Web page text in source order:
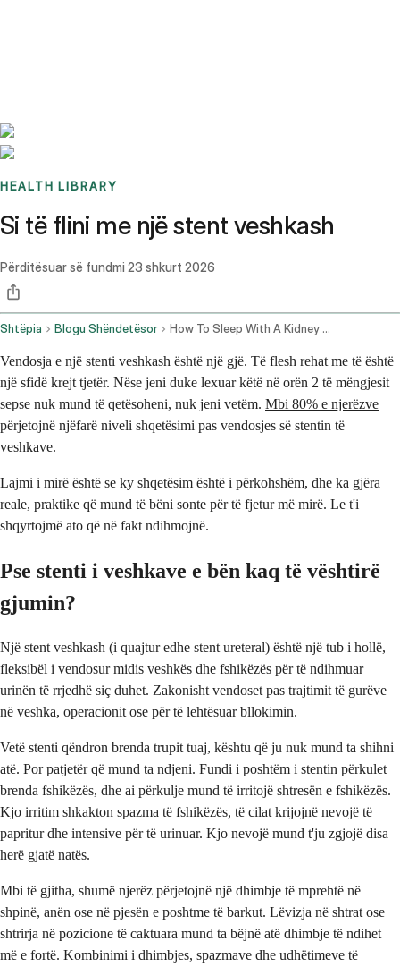
HEALTH LIBRARY
Si të flini me një stent veshkash
Përditësuar së fundmi 23 shkurt 2026
Shtëpia Blogu Shëndetësor How To Sleep With A Kidney Stent
Vendosja e një stenti veshkash është një gjë. Të flesh rehat me të është
një sfidë krejt tjetër. Nëse jeni duke lexuar këtë në orën 2 të mëngjesit
sepse nuk mund të qetësoheni, nuk jeni vetëm. Mbi 80% e njerëzve
përjetojnë njëfarë niveli shqetësimi pas vendosjes së stentin të
veshkave.
Lajmi i mirë është se ky shqetësim është i përkohshëm, dhe ka gjëra
reale, praktike që mund të bëni sonte për të fjetur më mirë. Le t'i
shqyrtojmë ato që në fakt ndihmojnë.
Pse stenti i veshkave e bën kaq të vështirë
gjumin?
Një stent veshkash (i quajtur edhe stent ureteral) është një tub i hollë,
fleksibël i vendosur midis veshkës dhe fshikëzës për të ndihmuar
urinën të rrjedhë siç duhet. Zakonisht vendoset pas trajtimit të gurëve
në veshka, operacionit ose për të lehtësuar bllokimin.
Vetë stenti qëndron brenda trupit tuaj, kështu që ju nuk mund ta shihni
atë. Por patjetër që mund ta ndjeni. Fundi i poshtëm i stentin përkulet
brenda fshikëzës, dhe ai përkulje mund të irritojë shtresën e fshikëzës.
Kjo irritim shkakton spazma të fshikëzës, të cilat krijojnë nevojë të
papritur dhe intensive për të urinuar. Kjo nevojë mund t'ju zgjojë disa
herë gjatë natës.
Mbi të gjitha, shumë njerëz përjetojnë një dhimbje të mprehtë në
shpinë, anën ose në pjesën e poshtme të barkut. Lëvizja në shtrat ose
shtrirja në pozicione të caktuara mund ta bëjnë atë dhimbje të ndihet
më e fortë. Kombinimi i dhimbjes, spazmave dhe udhëtimeve të